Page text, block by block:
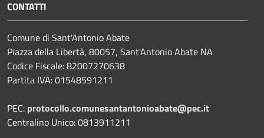
CONTATTI
Comune di Sant'Antonio Abate
Piazza della Libertà, 80057, Sant'Antonio Abate NA
Codice Fiscale: 82007270638
Partita IVA: 01548591211
PEC: protocollo.comunesantantonioabate@pec.it
Centralino Unico: 0813911211